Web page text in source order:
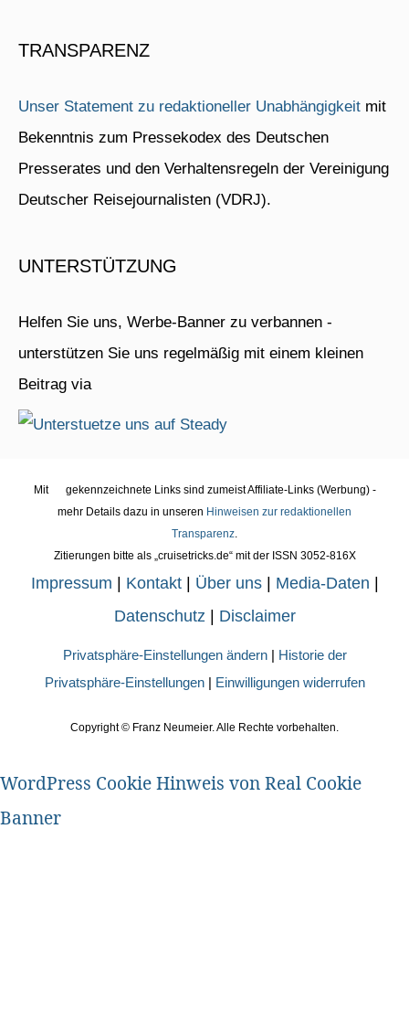
TRANSPARENZ
Unser Statement zu redaktioneller Unabhängigkeit mit
Bekenntnis zum Pressekodex des Deutschen
Presserates und den Verhaltensregeln der Vereinigung
Deutscher Reisejournalisten (VDRJ).
UNTERSTÜTZUNG
Helfen Sie uns, Werbe-Banner zu verbannen -
unterstützen Sie uns regelmäßig mit einem kleinen
Beitrag via
Mit
gekennzeichnete Links sind zumeist Affiliate-Links (Werbung) -
mehr Details dazu in unseren Hinweisen zur redaktionellen
Transparenz
Zitierungen bitte als „cruisetricks.de“ mit der ISSN 3052-816X
Impressum | Kontakt| Über uns| Media-Daten |
Datenschutz | Disclaimer
Privatsphäre-Einstellungen ändern| Historie der
Privatsphäre-Einstellungen| Einwilligungen widerrufen
Copyright © Franz Neumeier. Alle Rechte vorbehalten.
WordPress Cookie Hinweis von Real Cookie
Banner